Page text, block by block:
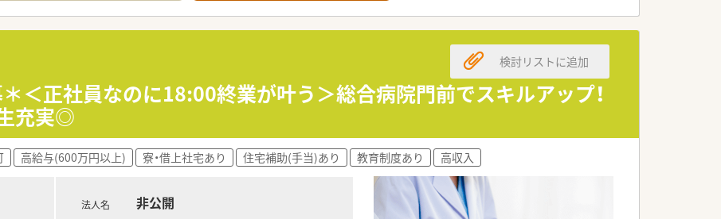
＊＜正社員なのに18:00終業が叶う＞総合病院門前でスキルアップ！
充実◎
検討リストに追加
高給与(600万円以上) 寮・借上社宅あり 住宅補助(手当)あり 教育制度あり 高収入
法人名 非公開